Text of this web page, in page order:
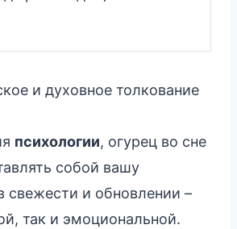
и духовное толкование
психологии, огурец во сне
собой вашу
свежести и обновлении –
так и эмоциональной.